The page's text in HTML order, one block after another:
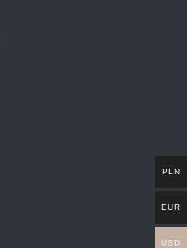
PLN
EUR
USD